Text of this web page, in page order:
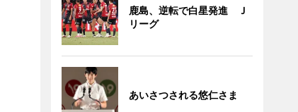
鹿島、逆転で白星発進 Ｊ
リーグ
あいさつされる悠仁さま